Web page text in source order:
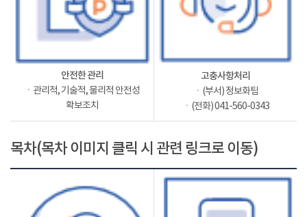
안전한 관리
ㆍ관리적, 기술적, 물리적 안전성
확보조치
고충사항처리
ㆍ(부서) 정보화팀
ㆍ(전화) 041-560-0343
목차(목차 이미지 클릭 시 관련 링크로 이동)